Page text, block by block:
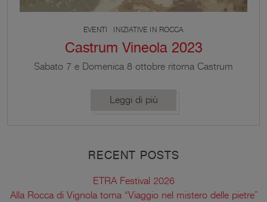
EVENTI INIZIATIVE IN ROCCA
Castrum Vineola 2023
Sabato 7 e Domenica 8 ottobre ritorna Castrum
𝘽𝙖𝙧𝙤𝙯𝙯𝙞 per celebrare il 450esimo anniversario
della morte dell’illustre artista. Alla Rocca di Vignola
Leggi di più
RECENT POSTS
ETRA Festival 2026
Alla Rocca di Vignola torna “Viaggio nel mistero delle pietre”